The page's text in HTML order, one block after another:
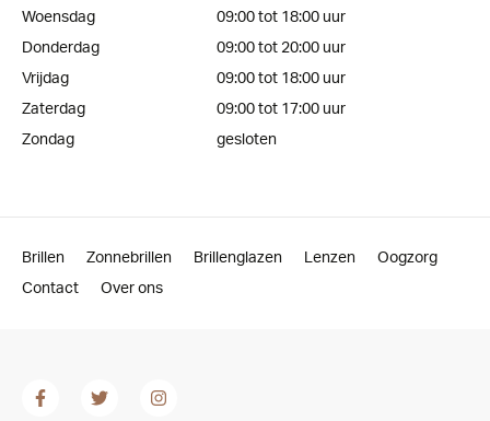
Woensdag
09:00 tot 18:00 uur
Donderdag
09:00 tot 20:00 uur
Vrijdag
09:00 tot 18:00 uur
Zaterdag
09:00 tot 17:00 uur
Zondag
gesloten
Brillen Zonnebrillen Brillenglazen Lenzen
Oogzorg
Contact
Over ons